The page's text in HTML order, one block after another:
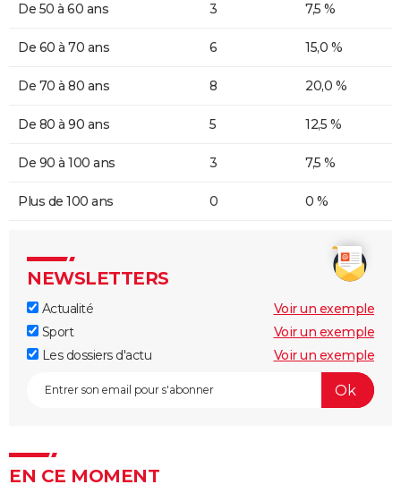
De 50 à 60 ans 3 7,5 %
De 60 à 70 ans 6 15,0 %
De 70 à 80 ans 8 20,0 %
De 80 à 90 ans 5 12,5 %
De 90 à 100 ans 3 7,5 %
Plus de 100 ans 0 0 %
NEWSLETTERS
Actualité
Voir un exemple
Sport
Voir un exemple
Les dossiers d'actu
Voir un exemple
EN CE MOMENT